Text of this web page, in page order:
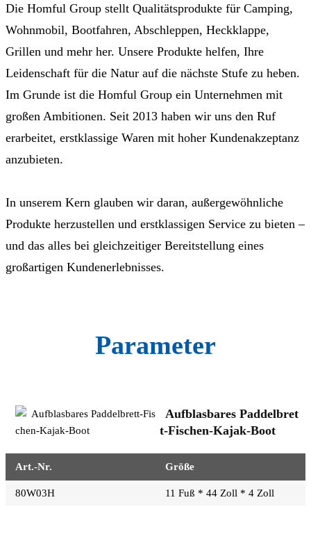
Die Homful Group stellt Qualitätsprodukte für Camping,
Wohnmobil, Bootfahren, Abschleppen, Heckklappe,
Grillen und mehr her. Unsere Produkte helfen, Ihre
Leidenschaft für die Natur auf die nächste Stufe zu heben.
Im Grunde ist die Homful Group ein Unternehmen mit
großen Ambitionen. Seit 2013 haben wir uns den Ruf
erarbeitet, erstklassige Waren mit hoher Kundenakzeptanz
anzubieten.
In unserem Kern glauben wir daran, außergewöhnliche
Produkte herzustellen und erstklassigen Service zu bieten –
und das alles bei gleichzeitiger Bereitstellung eines
großartigen Kundenerlebnisses.
Parameter
Aufblasbares Paddelbret
t-Fischen-Kajak-Boot
Art.-Nr. Größe
80W03H 11 Fuß * 44 Zoll * 4 Zoll